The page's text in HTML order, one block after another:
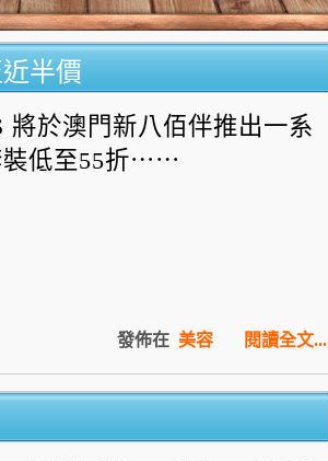
半價
將於澳門新八佰伴推出一系
裝低至55折⋯⋯
閱讀全文...
發佈在 美容